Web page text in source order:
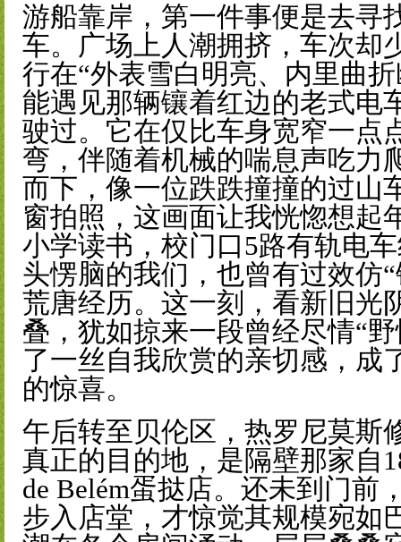
游船靠岸，第一件事便是去寻
车。广场上人潮拥挤，车次却
行在“外表雪白明亮、内里曲
能遇见那辆镶着红边的老式电
驶过。它在仅比车身宽窄一点
弯，伴随着机械的喘息声吃力
而下，像一位跌跌撞撞的过山
窗拍照，这画面让我恍惚想起
小学读书，校门口5路有轨电
头愣脑的我们，也曾有过效仿
荒唐经历。这一刻，看新旧光
叠，犹如掠来一段曾经尽情“
了一丝自我欣赏的亲切感，成
的惊喜。
午后转至贝伦区，热罗尼莫斯
真正的目的地，是隔壁那家自
de Belém蛋挞店。还未到门前
步入店堂，才惊觉其规模宛如